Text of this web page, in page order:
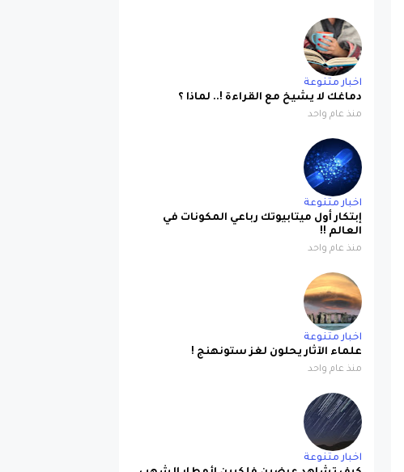
اخبار متنوعة
دماغك لا يشيخ مع القراءة !.. لماذا ؟
منذ عام واحد
اخبار متنوعة
إبتكار أول ميتابيوتك رباعي المكونات في
العالم !!
منذ عام واحد
اخبار متنوعة
علماء الآثار يحلون لغز ستونهنج !
منذ عام واحد
اخبار متنوعة